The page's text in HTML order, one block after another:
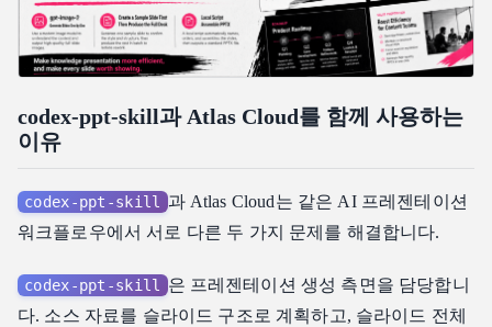
codex-ppt-skill과 Atlas Cloud를 함께 사용하는
이유
codex-ppt-skill 과 Atlas Cloud는 같은 AI 프레젠테이션
워크플로우에서 서로 다른 두 가지 문제를 해결합니다.
codex-ppt-skill 은 프레젠테이션 생성 측면을 담당합니
다. 소스 자료를 슬라이드 구조로 계획하고, 슬라이드 전체